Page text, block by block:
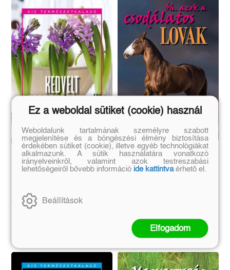
Kedvelt szobanövények
Eredeti ár:
1 990 Ft 1 672 Ft
Óh, azok a csodálatos
lovak
Kosárba
Ez a weboldal sütiket (cookie) használ
Weboldalunk tartalmának személyre szabott
megjelenítése és a böngészési élmény biztosítása
érdekében sütiket (cookie), illetve egyéb technológiákat
alkalmazunk. A sütik használatára vonatkozó
irányelveinkről, valamint azok testreszabási
lehetőségeiről bővebb információ ide kattintvaérhető el.
Beállítások
Elfogadom